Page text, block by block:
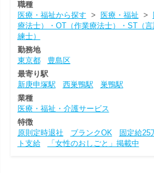
職種
医療・福祉から探す > 医療・福祉 >
療法士）・OT（作業療法士）・ST（
練士）
勤務地
東京都
豊島区
最寄り駅
新庚申塚駅
西巣鴨駅
巣鴨駅
業種
医療・福祉・介護サービス
特徴
原則定時退社
ブランクOK 固定給25
ト支給
「女性のおしごと」掲載中